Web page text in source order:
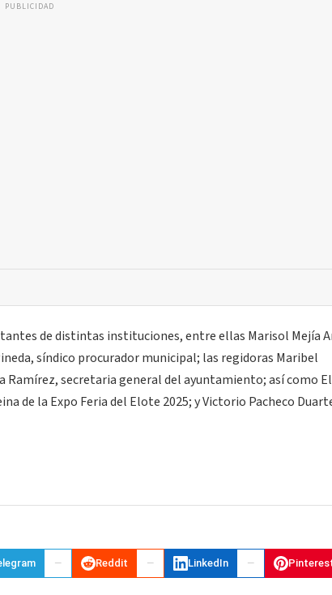
PUBLICIDAD
de distintas instituciones, entre ellas Marisol Mejía
síndico procurador municipal; las regidoras Maribel
Ramírez, secretaria general del ayuntamiento; así como
de la Expo Feria del Elote 2025; y Victorio Pacheco
Reddit LinkedIn